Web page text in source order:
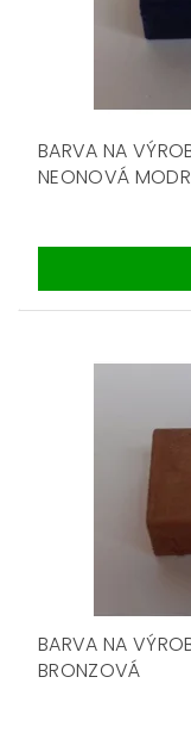
BARVA NA
NEONOVÁ
BARVA NA
BRONZOVÁ